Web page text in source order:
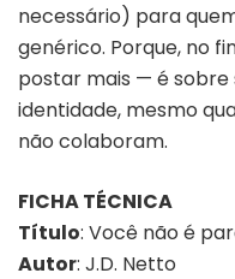
necessário) para
genérico. Porque, no
postar mais — é
identidade, mesmo
não colaboram.
FICHA TÉCNICA
Título: Você não é
Autor: J.D. Netto